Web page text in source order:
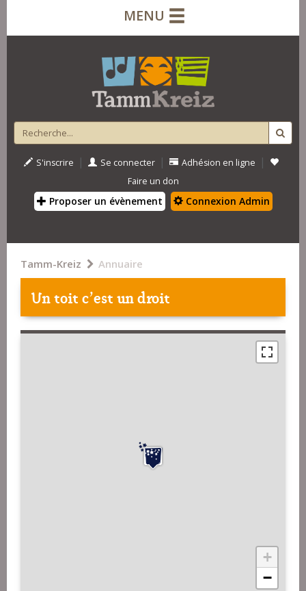
MENU
S'inscrire | Se connecter | Adhésion en ligne |
Faire un don
Proposer un évènement Connexion Admin
Tamm-Kreiz Annuaire
Un toit c'est un droit
+
−